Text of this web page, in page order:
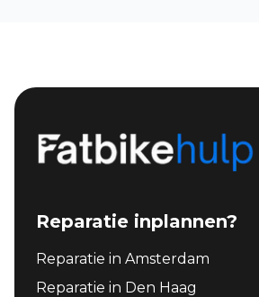
Reparatie inplannen?
Reparatie in Amsterdam
Reparatie in Den Haag